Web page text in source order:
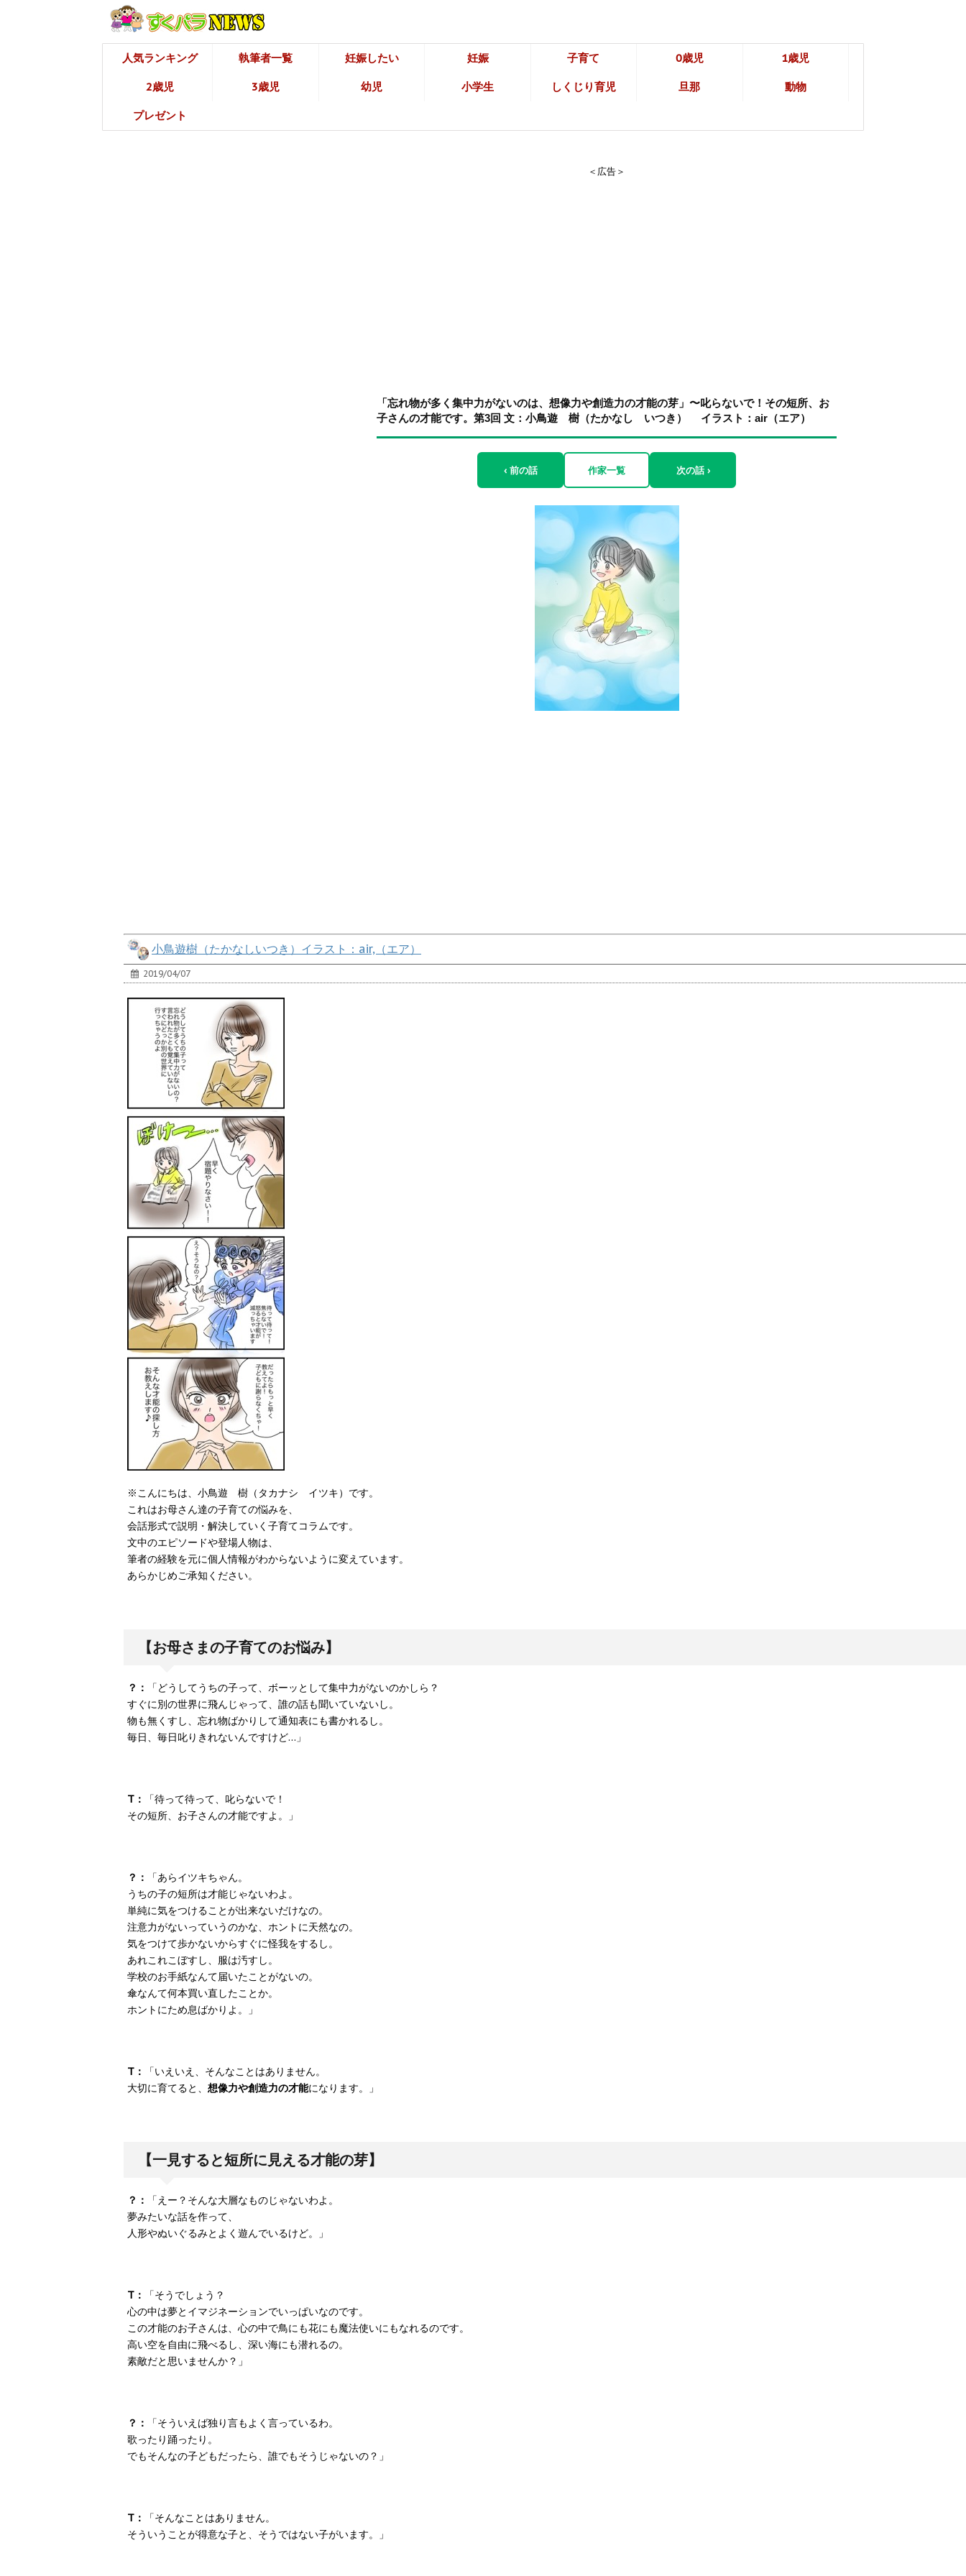
人気ランキング 執筆者一覧 妊娠したい 妊娠 子育て 0歳児 1歳児
2歳児 3歳児 幼児 小学生 しくじり育児 旦那 動物
プレゼント
＜広告＞
「忘れ物が多く集中力がないのは、想像力や創造力の才能の芽」〜叱らないで！その短所、お
子さんの才能です。第3回 文：小鳥遊 樹（たかなし いつき） イラスト：air（エア）
‹ 前の話 作家一覧 次の話 ›
小鳥遊樹（たかなしいつき）イラスト：air,（エア）
2019/04/07
※こんにちは、小鳥遊 樹（タカナシ イツキ）です。
これはお母さん達の子育ての悩みを、
会話形式で説明・解決していく子育てコラムです。
文中のエピソードや登場人物は、
筆者の経験を元に個人情報がわからないように変えています。
あらかじめご承知ください。
【お母さまの子育てのお悩み】
？：
「どうしてうちの子って、ボーッとして集中力がないのかしら？
すぐに別の世界に飛んじゃって、誰の話も聞いていないし。
物も無くすし、忘れ物ばかりして通知表にも書かれるし。
毎日、毎日叱りきれないんですけど…」
T：
「待って待って、叱らないで！
その短所、お子さんの才能ですよ。」
？：
「あらイツキちゃん。
うちの子の短所は才能じゃないわよ。
単純に気をつけることが出来ないだけなの。
注意力がないっていうのかな、ホントに天然なの。
気をつけて歩かないからすぐに怪我をするし。
あれこれこぼすし、服は汚すし。
学校のお手紙なんて届いたことがないの。
傘なんて何本買い直したことか。
ホントにため息ばかりよ。」
T：
「いえいえ、そんなことはありません。
大切に育てると、 想像力や創造力の才能になります。」
【一見すると短所に見える才能の芽】
？：
「えー？そんな大層なものじゃないわよ。
夢みたいな話を作って、
人形やぬいぐるみとよく遊んでいるけど。」
T：
「そうでしょう？
心の中は夢とイマジネーションでいっぱいなのです。
この才能のお子さんは、心の中で鳥にも花にも魔法使いにもなれるのです。
高い空を自由に飛べるし、深い海にも潜れるの。
素敵だと思いませんか？」
？：
「そういえば独り言もよく言っているわ。
歌ったり踊ったり。
でもそんなの子どもだったら、誰でもそうじゃないの？」
T：
「そんなことはありません。
そういうことが得意な子と、そうではない子がいます。」